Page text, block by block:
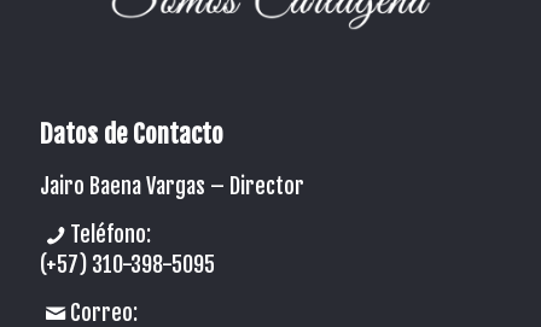
Datos de Contacto
Jairo Baena Vargas – Director
Teléfono:
(+57) 310-398-5095
Correo: